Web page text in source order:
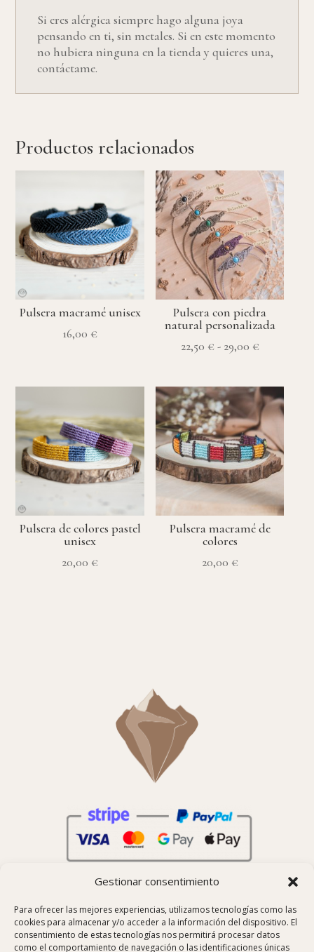
Gestionar consentimiento
Para ofrecer las mejores experiencias, utilizamos tecnologías como las
cookies para almacenar y/o acceder a la información del dispositivo. El
consentimiento de estas tecnologías nos permitirá procesar datos
como el comportamiento de navegación o las identificaciones únicas
Si eres alérgica siempre hago alguna joya
pensando en ti, sin metales. Si en este momento
no hubiera ninguna en la tienda y quieres una,
contáctame.
Productos relacionados
Pulsera macramé unisex
16,00 €
Pulsera con piedra
natural personalizada
22,50 € - 29,00 €Rango
desde
22,50 €
hasta
29,00 €
Pulsera de colores pastel
unisex
20,00 €
Pulsera macramé de
colores
20,00 €